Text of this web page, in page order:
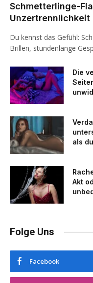
Schmetterlinge-
Unzertrennlichkeit
Du kennst das Gefühl:
Brillen, stundenlange
Die
als
Akt
Folge Uns
Facebook